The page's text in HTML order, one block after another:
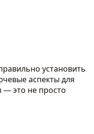
установить
аспекты для
— это не просто